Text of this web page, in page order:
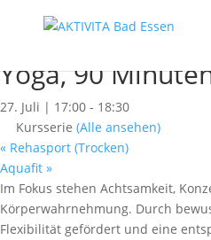
« Alle Kurse
Yoga, 90
27. Juli | 17:00 - 18:30
Kursserie (Alle ansehen)
« Rehasport (Trocken)
Aquafit »
Im Fokus stehen Achtsamkeit,
Körperwahrnehmung. Durch
Flexibilität gefördert und eine